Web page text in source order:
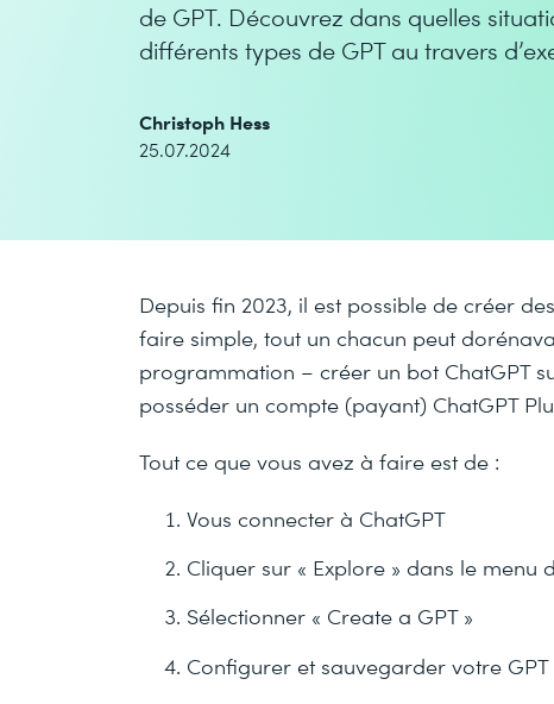
de GPT. Découvrez dans quelles
différents types de GPT au travers
Christoph Hess
25.07.2024
Depuis fin 2023, il est possible de créer
faire simple, tout un chacun peut
programmation – créer un bot ChatGPT
posséder un compte (payant) ChatGPT
Tout ce que vous avez à faire est de :
Vous connecter à ChatGPT
Cliquer sur « Explore » dans le menu
Sélectionner « Create a GPT »
Configurer et sauvegarder votre